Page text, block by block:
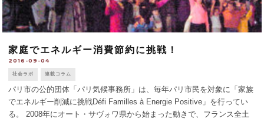
家庭でエネルギー消費節約に挑戦！
2016-09-04
社会ラボ 連載コラム
パリ市の公的団体「パリ気候事務所」は、毎年パリ市民を対象に「家族
でエネルギー削減に挑戦Défi Familles à Energie Positive」を行ってい
る。 2008年にオート・サヴォワ県から始まった動きで、フランス全土